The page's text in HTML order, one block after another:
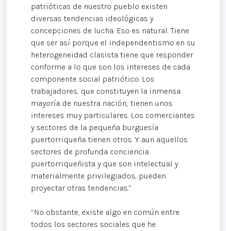
patrióticas de nuestro pueblo existen
diversas tendencias ideológicas y
concepciones de lucha. Eso es natural. Tiene
que ser así porque el independentismo en su
heterogeneidad clasista tiene que responder
conforme a lo que son los intereses de cada
componente social patriótico. Los
trabajadores, que constituyen la inmensa
mayoría de nuestra nación, tienen unos
intereses muy particulares. Los comerciantes
y sectores de la pequeña burguesía
puertorriqueña tienen otros. Y aun aquellos
sectores de profunda conciencia
puertorriqueñista y que son intelectual y
materialmente privilegiados, pueden
proyectar otras tendencias.”
“No obstante, existe algo en común entre
todos los sectores sociales que he